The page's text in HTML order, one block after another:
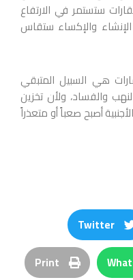
ستستمر في الارتفاع
والإكساء ستقاس
هي السبيل المتبقي
والفساد، ولأن تخزين
أصبح صعباً أو متعذراً
Twitter
Print